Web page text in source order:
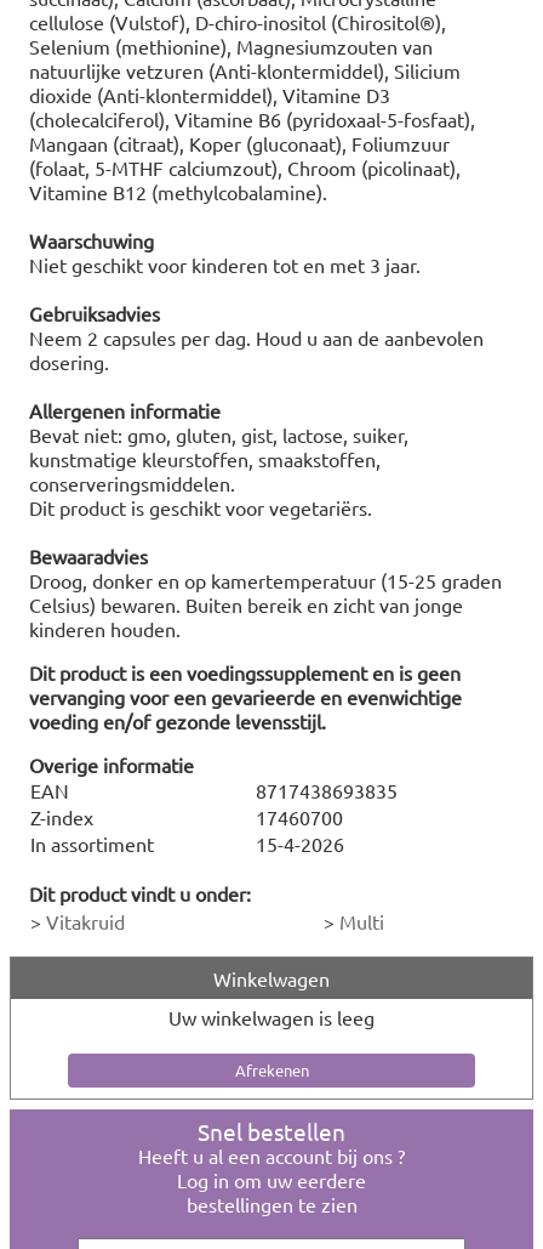
cellulose (Vulstof), D-chiro-inositol (Chirositol®),
Selenium (methionine), Magnesiumzouten van
natuurlijke vetzuren (Anti-klontermiddel), Silicium
dioxide (Anti-klontermiddel), Vitamine D3
(cholecalciferol), Vitamine B6 (pyridoxaal-5-fosfaat),
Mangaan (citraat), Koper (gluconaat), Foliumzuur
(folaat, 5-MTHF calciumzout), Chroom (picolinaat),
Vitamine B12 (methylcobalamine).
Waarschuwing
Niet geschikt voor kinderen tot en met 3 jaar.
Gebruiksadvies
Neem 2 capsules per dag. Houd u aan de aanbevolen
dosering.
Allergenen informatie
Bevat niet: gmo, gluten, gist, lactose, suiker,
kunstmatige kleurstoffen, smaakstoffen,
conserveringsmiddelen.
Dit product is geschikt voor vegetariërs.
Bewaaradvies
Droog, donker en op kamertemperatuur (15-25 graden
Celsius) bewaren. Buiten bereik en zicht van jonge
kinderen houden.
Dit product is een voedingssupplement en is geen
vervanging voor een gevarieerde en evenwichtige
voeding en/of gezonde levensstijl.
Overige informatie
EAN
8717438693835
Z-index
17460700
In assortiment
15-4-2026
Dit product vindt u onder:
> Vitakruid > Multi
Winkelwagen
Uw winkelwagen is leeg
Snel bestellen
Heeft u al een account bij ons ?
Log in om uw eerdere
bestellingen te zien